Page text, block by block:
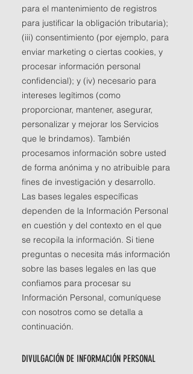
para el mantenimiento de registros
para justificar la obligación tributaria);
(iii) consentimiento (por ejemplo, para
enviar marketing o ciertas cookies, y
procesar información personal
confidencial); y (iv) necesario para
intereses legítimos (como
proporcionar, mantener, asegurar,
personalizar y mejorar los Servicios
que le brindamos). También
procesamos información sobre usted
de forma anónima y no atribuible para
fines de investigación y desarrollo.
Las bases legales específicas
dependen de la Información Personal
en cuestión y del contexto en el que
se recopila la información. Si tiene
preguntas o necesita más información
sobre las bases legales en las que
confiamos para procesar su
Información Personal, comuníquese
con nosotros como se detalla a
continuación.
DIVULGACIÓN DE INFORMACIÓN PERSONAL